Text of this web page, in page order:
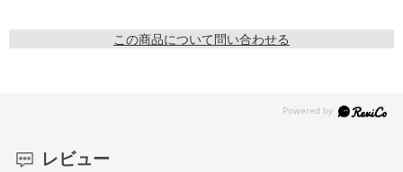
この商品について問い合わせる
レビュー